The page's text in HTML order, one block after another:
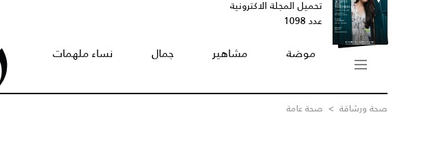
تحميل المجلة الاكترونية
عدد 1098
موضة مشاهير جمال نساء ملهمات
صحة ورشاقة > صحة عامة